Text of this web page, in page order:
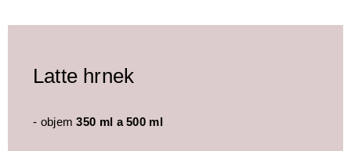
Latte hrnek
- objem350 ml a 500 ml